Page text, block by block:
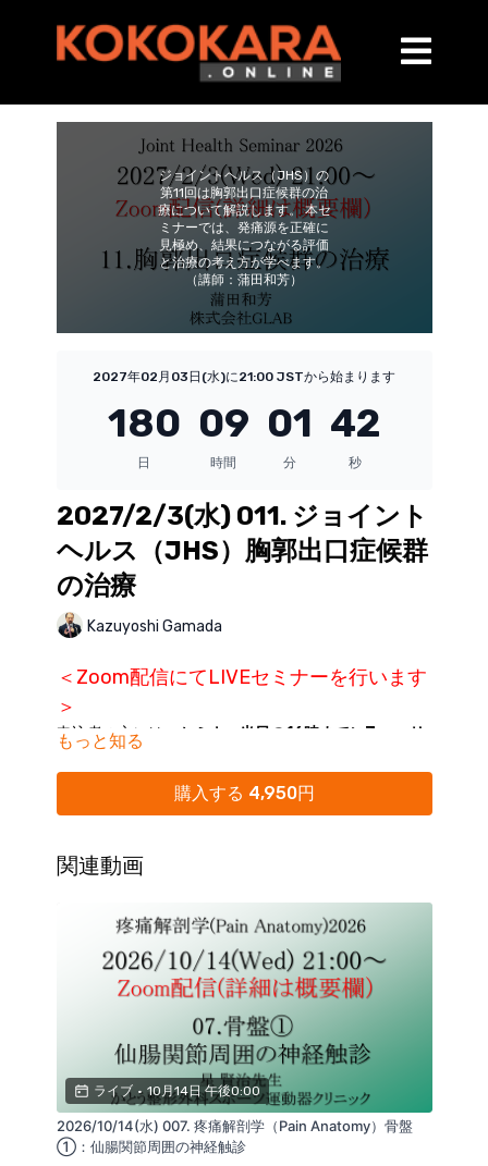
ジョイントヘルス（JHS）の
第11回は胸郭出口症候群の治
療について解説します。 本セ
ミナーでは、発痛源を正確に
見極め、結果につながる評価
と治療の考え方が学べます。
（講師：蒲田和芳）
2027年02月03日(水)に21:00 JSTから始まります
2027/2/3(水) 011. ジョイント
ヘルス（JHS）胸郭出口症候群
の治療
Kazuyoshi Gamada
＜Zoom配信にてLIVEセミナーを行います
＞
申込者の方には、
セミナー当日の16時までにZoomリ
ンクをKokokara.onlineからのメール配信にてご案内
いたします。
※購入締め切り：開催日前日まで
い。
で、ご確認ください。
※16時を過ぎてもメールが受信されていない場合に
は、大変お手数ですが( seminar@realine.info)までご
連絡をお願いいたします。
------------------
ジョイントヘルス（JHS）の第11回は胸郭出口症候群
の治療について解説します。
本セミナーでは、発痛源を正確に見極め、結果につな
がる評価と治療の考え方が学べます。
もっと知る
購入する 4,950円
関連動画
ライブ • 10月14日 午後0:00
2026/10/14(水) 007. 疼痛解剖学（Pain Anatomy）骨盤
①：仙腸関節周囲の神経触診